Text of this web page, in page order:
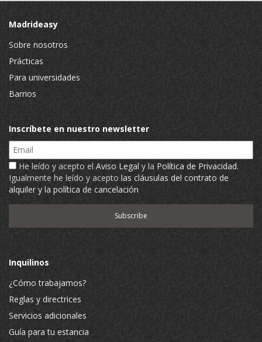
Madrideasy
Sobre nosotros
Prácticas
Para universidades
Barrios
Inscríbete en nuestro newsletter
Email
He leído y acepto el Aviso Legal y la Política de Privacidad.
Igualmente he leído y acepto las cláusulas del contrato de
alquiler y la política de cancelación
Inquilinos
¿Cómo trabajamos?
Reglas y directrices
Servicios adicionales
Guía para tu estancia